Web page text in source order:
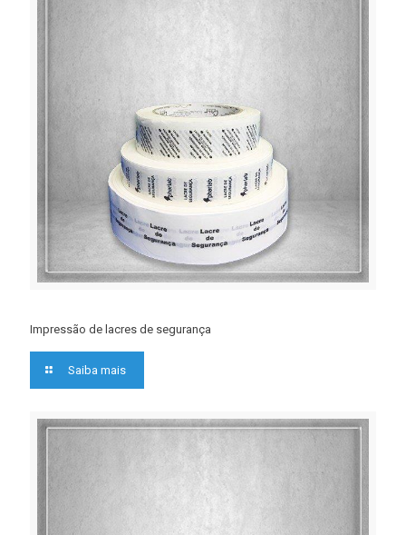
Impressão de lacres de segurança
Saiba mais